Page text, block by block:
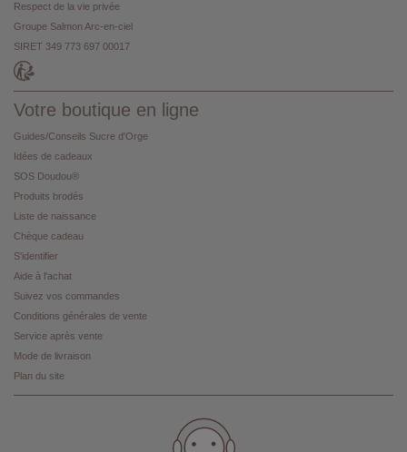
Respect de la vie privée
Groupe Salmon Arc-en-ciel
SIRET 349 773 697 00017
Votre boutique en ligne
Guides/Conseils Sucre d'Orge
Idées de cadeaux
SOS Doudou®
Produits brodés
Liste de naissance
Chèque cadeau
S'identifier
Aide à l'achat
Suivez vos commandes
Conditions générales de vente
Service après vente
Mode de livraison
Plan du site